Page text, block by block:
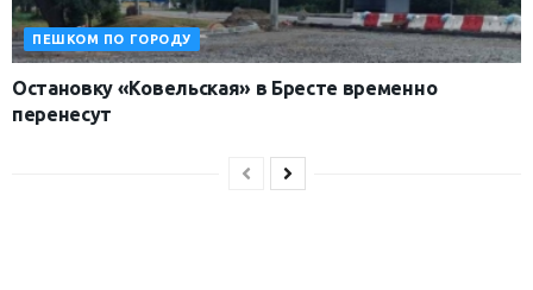
ПЕШКОМ ПО ГОРОДУ
Остановку «Ковельская» в Бресте временно
перенесут